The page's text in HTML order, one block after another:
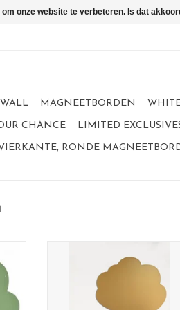
MAGNEETBORDEN
CHANCE LIMITED
RONDE
limited collection.
formaat:95 x 80 cm
Kleur: goud
Een van de meest favoriete
onze website te verbeteren. Is dat